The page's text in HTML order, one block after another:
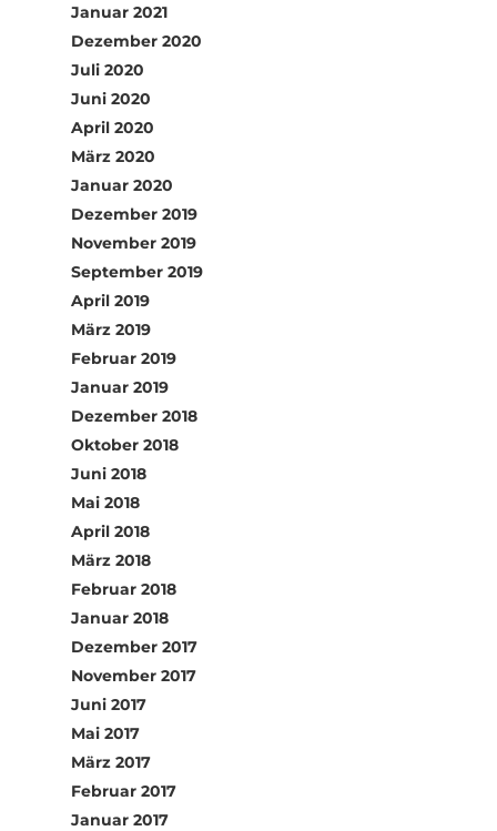
Januar 2021
Dezember 2020
Juli 2020
Juni 2020
April 2020
März 2020
Januar 2020
Dezember 2019
November 2019
September 2019
April 2019
März 2019
Februar 2019
Januar 2019
Dezember 2018
Oktober 2018
Juni 2018
Mai 2018
April 2018
März 2018
Februar 2018
Januar 2018
Dezember 2017
November 2017
Juni 2017
Mai 2017
März 2017
Februar 2017
Januar 2017